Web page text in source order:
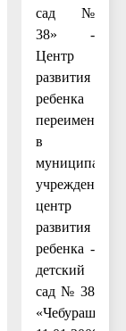
сад №
38» -
Центр
развития
ребенка
переименовано
в
муниципальное
учреждение
центр
развития
ребенка -
детский
сад № 38
«Чебурашка».